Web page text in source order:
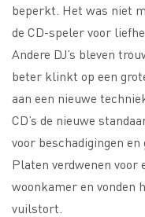
beperkt. Het was niet
de CD-speler voor
Andere DJ’s bleven
beter klinkt op een
aan een nieuwe
CD’s de nieuwe
voor beschadigingen
Platen verdwenen voor
woonkamer en vonden
vuilstort.